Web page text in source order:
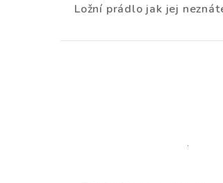
příspěvku
Ložní prádlo jak jej